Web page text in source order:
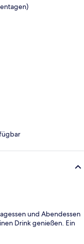
und Abendessen
Drink genießen. Ein